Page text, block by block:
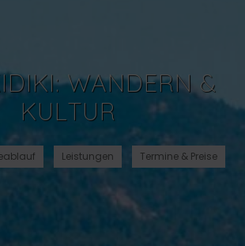
WANDERN &
KULTUR
Leistungen Termine & Preise